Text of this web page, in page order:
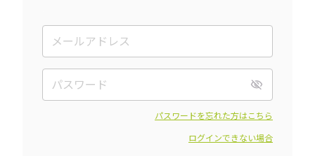
パスワードを忘れた方はこちら
ログインできない場合